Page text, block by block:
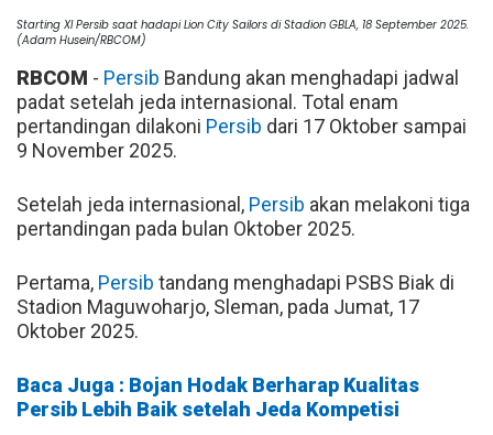
Starting XI Persib saat hadapi Lion City Sailors di Stadion GBLA, 18 September 2025.
(Adam Husein/RBCOM)
RBCOM - Persib Bandung akan menghadapi jadwal
padat setelah jeda internasional. Total enam
pertandingan dilakoni Persib dari 17 Oktober sampai
9 November 2025.
Setelah jeda internasional, Persib akan melakoni tiga
pertandingan pada bulan Oktober 2025.
Pertama, Persib tandang menghadapi PSBS Biak di
Stadion Maguwoharjo, Sleman, pada Jumat, 17
Oktober 2025.
Baca Juga : Bojan Hodak Berharap Kualitas
Persib Lebih Baik setelah Jeda Kompetisi